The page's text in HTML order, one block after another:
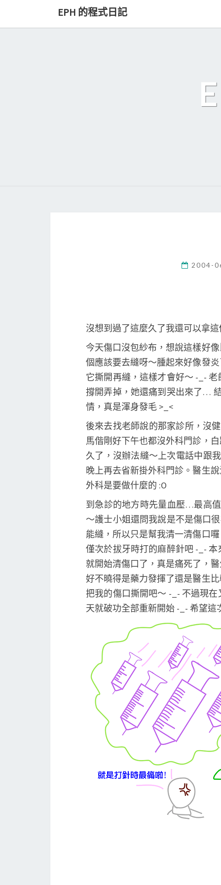
EPH 的程式日記
2004-
沒想到過了這麼久了我還可以拿
今天傷口沒包紗布，想說這樣好
個應該要去縫呀～腫起來好像發
它撕開再縫，這樣才會好～ -_-
撐開弄掉，她還痛到哭出來了…
情，真是渾身發毛 >_<
後來去找老師說的那家診所，沒
馬偕剛好下午也都沒外科門診，
久了，沒辦法縫～上次電話中跟
晚上再去省新掛外科門診。醫生
外科是要做什麼的 :O
到急診的地方時先量血壓…最高
～護士小姐還問我說是不是傷口
能縫，所以只是幫我清一清傷口
僅次於拔牙時打的麻醉針吧 -_-
就開始清傷口了，真是痛死了，
好不曉得是藥力發揮了還是醫生
把我的傷口撕開吧～ -_- 不過現
天就破功全部重新開始 -_- 希望這